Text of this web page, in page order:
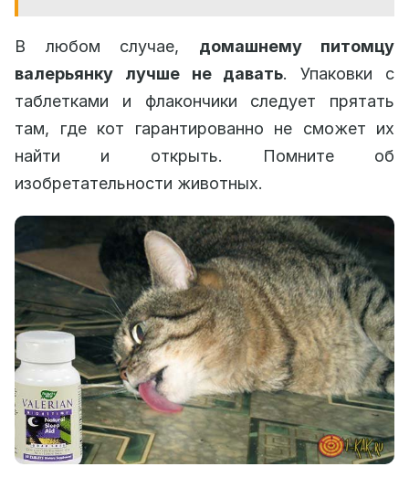
В любом случае, домашнему питомцу
валерьянку лучше не давать. Упаковки с
таблетками и флакончики следует прятать
там, где кот гарантированно не сможет их
найти и открыть. Помните об
изобретательности животных.